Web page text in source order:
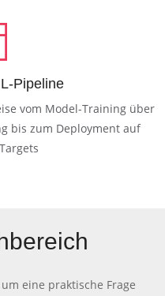
Pipeline
vom Model-Training über
bis zum Deployment auf
eine praktische Frage